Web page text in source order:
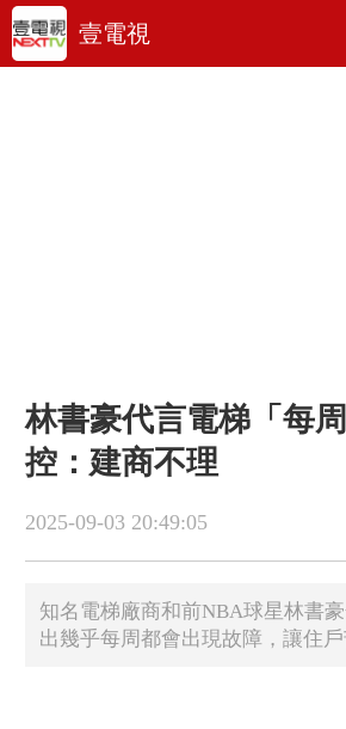
壹電視
林書豪代言電梯「每
控：建商不理
2025-09-03 20:49:05
知名電梯廠商和前NBA球星林書
出幾乎每周都會出現故障，讓住戶